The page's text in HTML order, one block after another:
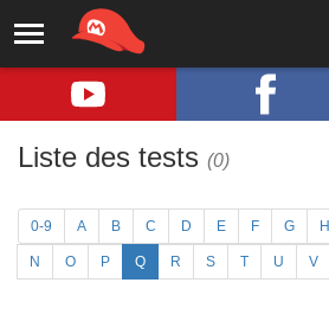
Liste des tests (0)
0-9 A B C D E F G H
N O P Q R S T U V